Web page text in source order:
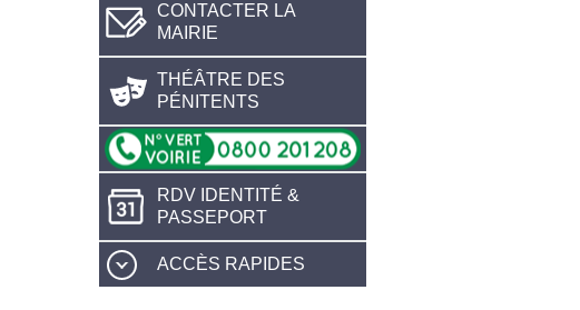
CONTACTER LA
MAIRIE
THÉÂTRE DES
PÉNITENTS
RDV IDENTITÉ &
PASSEPORT
ACCÈS RAPIDES